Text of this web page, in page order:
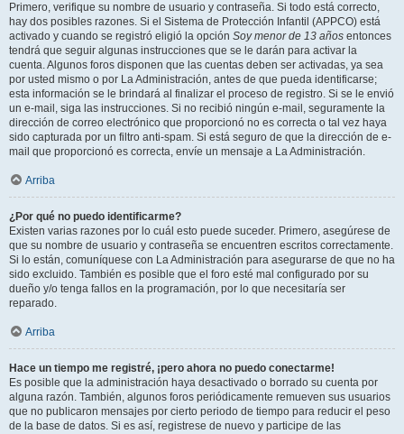
Primero, verifique su nombre de usuario y contraseña. Si todo está correcto,
hay dos posibles razones. Si el Sistema de Protección Infantil (APPCO) está
activado y cuando se registró eligió la opción Soy menor de 13 años entonces
tendrá que seguir algunas instrucciones que se le darán para activar la
cuenta. Algunos foros disponen que las cuentas deben ser activadas, ya sea
por usted mismo o por La Administración, antes de que pueda identificarse;
esta información se le brindará al finalizar el proceso de registro. Si se le envió
un e-mail, siga las instrucciones. Si no recibió ningún e-mail, seguramente la
dirección de correo electrónico que proporcionó no es correcta o tal vez haya
sido capturada por un filtro anti-spam. Si está seguro de que la dirección de e-
mail que proporcionó es correcta, envíe un mensaje a La Administración.
Arriba
¿Por qué no puedo identificarme?
Existen varias razones por lo cuál esto puede suceder. Primero, asegúrese de
que su nombre de usuario y contraseña se encuentren escritos correctamente.
Si lo están, comuníquese con La Administración para asegurarse de que no ha
sido excluido. También es posible que el foro esté mal configurado por su
dueño y/o tenga fallos en la programación, por lo que necesitaría ser
reparado.
Arriba
Hace un tiempo me registré, ¡pero ahora no puedo conectarme!
Es posible que la administración haya desactivado o borrado su cuenta por
alguna razón. También, algunos foros periódicamente remueven sus usuarios
que no publicaron mensajes por cierto periodo de tiempo para reducir el peso
de la base de datos. Si es así, registrese de nuevo y participe de las